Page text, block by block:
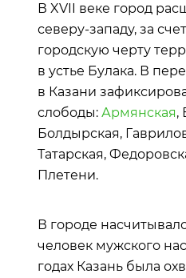
В XVII веке город
северу-западу, за
городскую черту
в устье Булака. В
в Казани
слободы: Армянская,
Болдырская,
Татарская,
Плетени.
В городе
человек мужского
годах Казань была